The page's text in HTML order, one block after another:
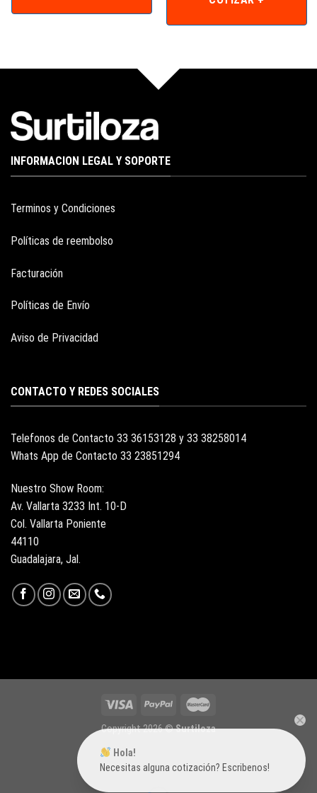
INFORMACION LEGAL Y SOPORTE
Terminos y Condiciones
Políticas de reembolso
Facturación
Políticas de Envío
Aviso de Privacidad
CONTACTO Y REDES SOCIALES
Telefonos de Contacto 33 36153128 y 33 38258014
Whats App de Contacto 33 23851294
Nuestro Show Room:
Av. Vallarta 3233 Int. 10-D
Col. Vallarta Poniente
44110
Guadalajara, Jal.
Copyright 2026 ©Surtiloza
Hola!
Necesitas alguna cotización? Escribenos!